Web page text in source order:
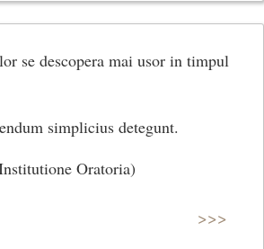
se descopera mai usor in timpul
simplicius detegunt.
Oratoria)
>>>